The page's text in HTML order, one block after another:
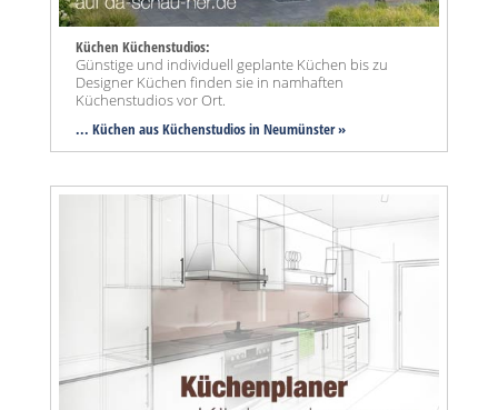
Küchen Küchenstudios:
Günstige und individuell geplante Küchen bis zu
Designer Küchen finden sie in namhaften
Küchenstudios vor Ort.
... Küchen aus Küchenstudios in Neumünster »